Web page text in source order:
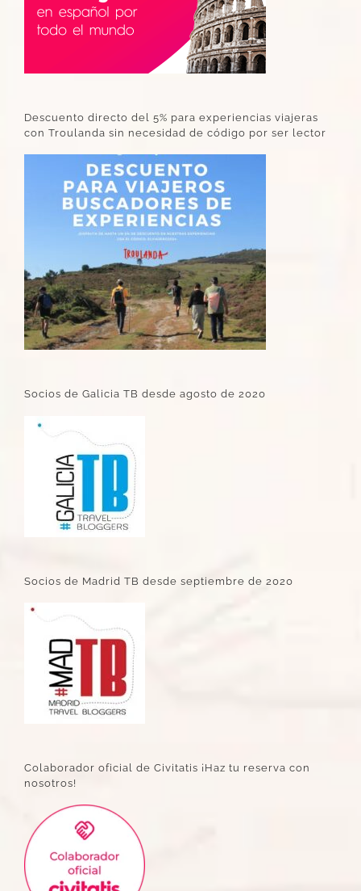
Descuento directo del 5% para experiencias viajeras
con Troulanda sin necesidad de código por ser lector
Socios de Galicia TB desde agosto de 2020
Socios de Madrid TB desde septiembre de 2020
Colaborador oficial de Civitatis ¡Haz tu reserva con
nosotros!